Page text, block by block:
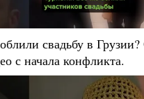
свадьбу в
с начала конфликта.